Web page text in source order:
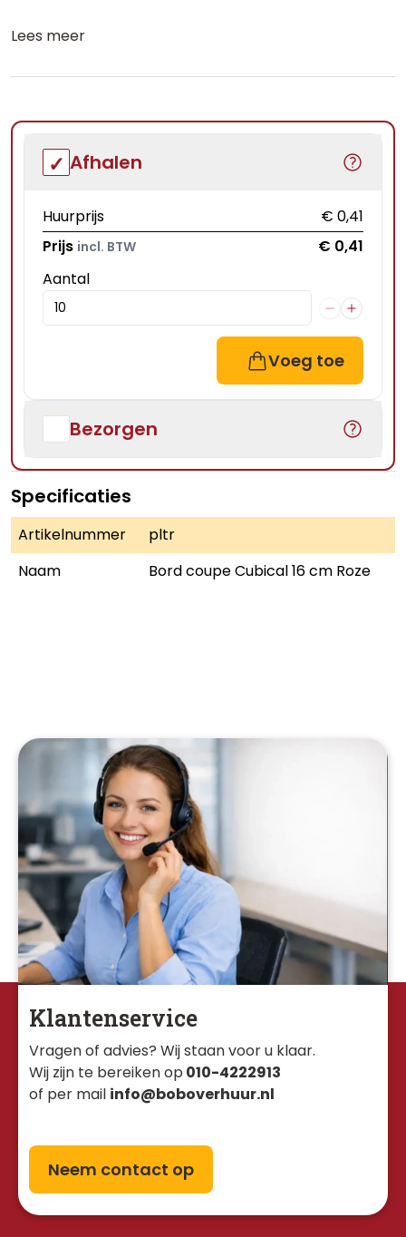
Lees meer
Afhalen
Huurprijs
€ 0,41
Prijs incl. BTW
€ 0,41
Aantal
Voeg toe
Bezorgen
Specificaties
Artikelnummer
pltr
Naam
Bord coupe Cubical 16 cm Roze
Klantenservice
Vragen of advies? Wij staan voor u klaar.
Wij zijn te bereiken op 010-4222913
of per mail info@boboverhuur.nl
Neem contact op